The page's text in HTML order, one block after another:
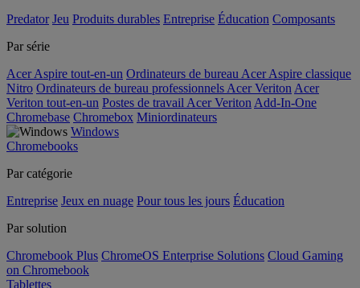
Predator Jeu Produits durables Entreprise Éducation Composants
Par série
Acer Aspire tout-en-un Ordinateurs de bureau Acer Aspire classique
Nitro Ordinateurs de bureau professionnels Acer Veriton Acer
Veriton tout-en-un Postes de travail Acer Veriton Add-In-One
Chromebase Chromebox Miniordinateurs
Windows
Chromebooks
Par catégorie
Entreprise Jeux en nuage Pour tous les jours Éducation
Par solution
Chromebook Plus ChromeOS Enterprise Solutions Cloud Gaming
on Chromebook
Tablettes